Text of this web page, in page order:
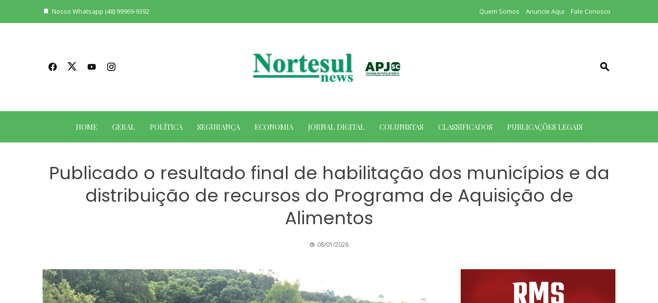
Nosso Whatsapp (48) 99969-9392 Quem Somos Anuncie Aqui Fale Conosco
HOME GERAL POLÍTICA SEGURANÇA ECONOMIA JORNAL DIGITAL COLUNISTAS CLASSIFICADOS PUBLICAÇÕES LEGAIS
Publicado o resultado final de habilitação dos municípios e da
distribuição de recursos do Programa de Aquisição de
Alimentos
08/01/2026